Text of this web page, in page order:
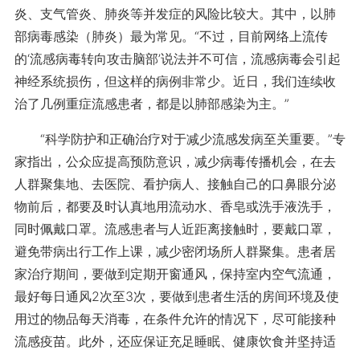
炎、支气管炎、肺炎等并发症的风险比较大。其中，以肺
部病毒感染（肺炎）最为常见。“不过，目前网络上流传
的‘流感病毒转向攻击脑部’说法并不可信，流感病毒会引起
神经系统损伤，但这样的病例非常少。近日，我们连续收
治了几例重症流感患者，都是以肺部感染为主。”
“科学防护和正确治疗对于减少流感发病至关重要。”专
家指出，公众应提高预防意识，减少病毒传播机会，在去
人群聚集地、去医院、看护病人、接触自己的口鼻眼分泌
物前后，都要及时认真地用流动水、香皂或洗手液洗手，
同时佩戴口罩。流感患者与人近距离接触时，要戴口罩，
避免带病出行工作上课，减少密闭场所人群聚集。患者居
家治疗期间，要做到定期开窗通风，保持室内空气流通，
最好每日通风2次至3次，要做到患者生活的房间环境及使
用过的物品每天消毒，在条件允许的情况下，尽可能接种
流感疫苗。此外，还应保证充足睡眠、健康饮食并坚持适